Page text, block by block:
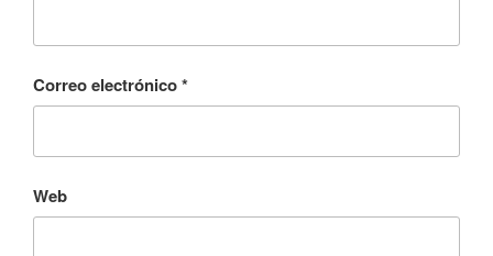
Correo electrónico*
Web